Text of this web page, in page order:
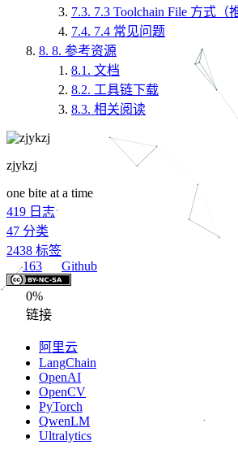
7.3. 7.3 Toolchain File 方式（
7.4. 7.4 常见问题
8. 8. 参考资源
8.1. 文档
8.2. 工具链下载
8.3. 相关阅读
zjykzj
one bite at a time
419 日志
47 分类
2438 标签
163
Github
0%
链接
阿里云
LangChain
OpenAI
OpenCV
PyTorch
QwenLM
Ultralytics